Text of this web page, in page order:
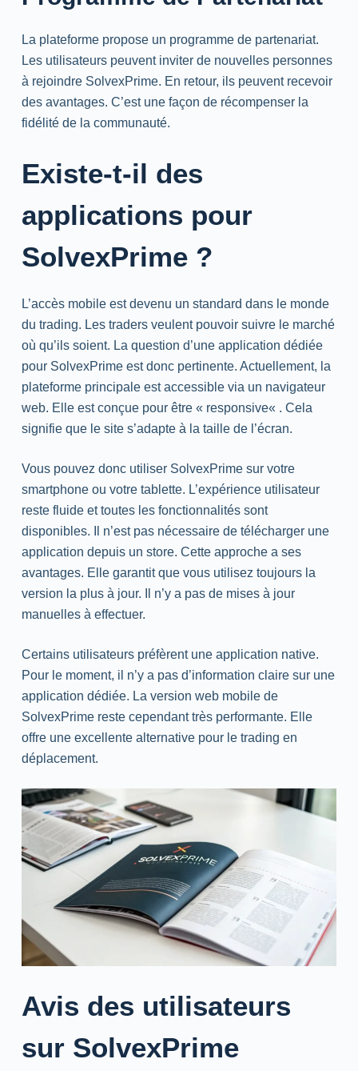
La plateforme propose un programme de partenariat.
Les utilisateurs peuvent inviter de nouvelles personnes
à rejoindre SolvexPrime. En retour, ils peuvent recevoir
des avantages. C’est une façon de récompenser la
fidélité de la communauté.
Existe-t-il des
applications pour
SolvexPrime ?
L’accès mobile est devenu un standard dans le monde
du trading. Les traders veulent pouvoir suivre le marché
où qu’ils soient. La question d’une application dédiée
pour SolvexPrime est donc pertinente. Actuellement, la
plateforme principale est accessible via un navigateur
web. Elle est conçue pour être « responsive« . Cela
signifie que le site s’adapte à la taille de l’écran.
Vous pouvez donc utiliser SolvexPrime sur votre
smartphoneou votre tablette. L’expérience utilisateur
reste fluide et toutes les fonctionnalités sont
disponibles. Il n’est pas nécessaire de télécharger une
application depuis un store. Cette approche a ses
avantages. Elle garantit que vous utilisez toujours la
version la plus à jour. Il n’y a pas de mises à jour
manuelles à effectuer.
Certains utilisateurs préfèrent une application native.
Pour le moment, il n’y a pas d’information claire sur une
application dédiée. La version webmobile de
SolvexPrime reste cependant très performante. Elle
offre une excellente alternative pour le trading en
déplacement.
Avis des utilisateurs
sur SolvexPrime